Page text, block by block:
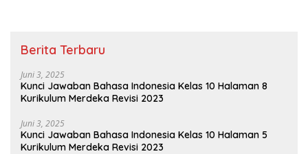
Berita Terbaru
Juni 3, 2025
Kunci Jawaban Bahasa Indonesia Kelas 10 Halaman 8
Kurikulum Merdeka Revisi 2023
Juni 3, 2025
Kunci Jawaban Bahasa Indonesia Kelas 10 Halaman 5
Kurikulum Merdeka Revisi 2023